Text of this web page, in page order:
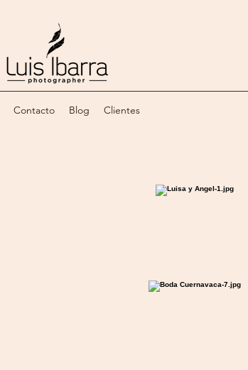
Contacto Blog Clientes